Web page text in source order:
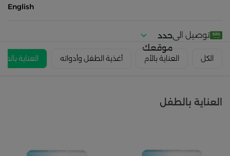
English
توصيل الىحدد
موقعك
الكل العناية بالأم أغذية الطفل وأدواته العناية
العناية بالطفل